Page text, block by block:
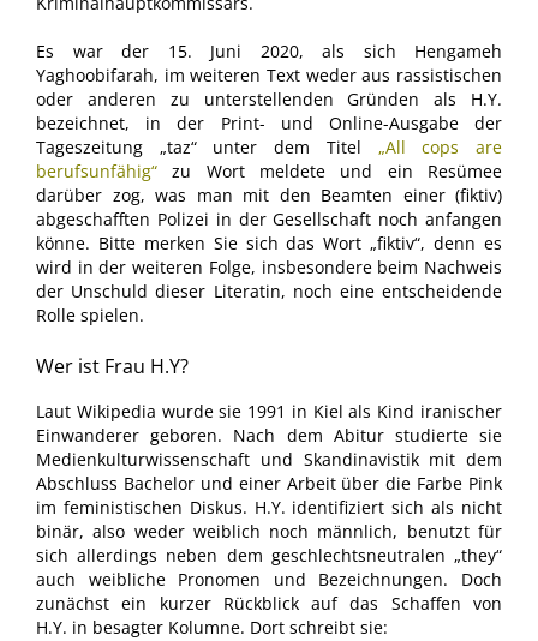
Es war der 15. Juni 2020, als sich Hengameh
Yaghoobifarah, im weiteren Text weder aus rassistischen
oder anderen zu unterstellenden Gründen als H.Y.
bezeichnet, in der Print- und Online-Ausgabe der
Tageszeitung „taz“ unter dem Titel „All cops are
berufsunfähig“ zu Wort meldete und ein Resümee
darüber zog, was man mit den Beamten einer (fiktiv)
abgeschafften Polizei in der Gesellschaft noch anfangen
könne. Bitte merken Sie sich das Wort „fiktiv“, denn es
wird in der weiteren Folge, insbesondere beim Nachweis
der Unschuld dieser Literatin, noch eine entscheidende
Rolle spielen.
Wer ist Frau H.Y?
Laut Wikipedia wurde sie 1991 in Kiel als Kind iranischer
Einwanderer geboren. Nach dem Abitur studierte sie
Medienkulturwissenschaft und Skandinavistik mit dem
Abschluss Bachelor und einer Arbeit über die Farbe Pink
im feministischen Diskus. H.Y. identifiziert sich als nicht
binär, also weder weiblich noch männlich, benutzt für
sich allerdings neben dem geschlechtsneutralen „they“
auch weibliche Pronomen und Bezeichnungen. Doch
zunächst ein kurzer Rückblick auf das Schaffen von
H.Y. in besagter Kolumne. Dort schreibt sie: